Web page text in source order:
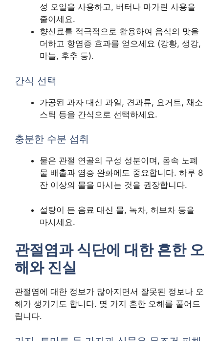
성 오일을 사용하고, 버터나 마가린 사용을
줄이세요.
향신료를 적극적으로 활용하여 음식의 맛을
더하고 항염증 효과를 얻으세요 (강황, 생강,
마늘, 후추 등).
간식 선택
가공된 과자 대신 과일, 견과류, 요거트, 채소
스틱 등을 간식으로 선택하세요.
충분한 수분 섭취
물은 관절 연골의 구성 성분이며, 몸속 노폐
물 배출과 염증 완화에도 중요합니다. 하루 8
잔 이상의 물을 마시는 것을 권장합니다.
설탕이 든 음료 대신 물, 녹차, 허브차 등을
마시세요.
관절염과 식단에 대한 흔한 오
해와 진실
관절염에 대한 정보가 많아지면서 잘못된 정보나 오
해가 생기기도 합니다. 몇 가지 흔한 오해를 풀어드
립니다.